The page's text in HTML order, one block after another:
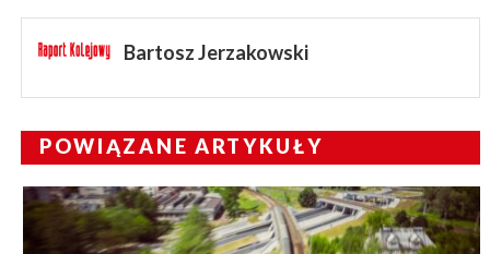
Bartosz Jerzakowski
POWIĄZANE ARTYKUŁY